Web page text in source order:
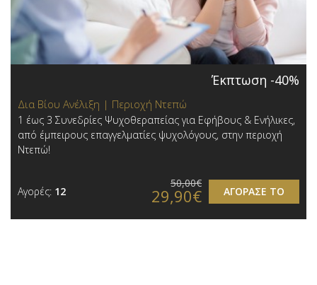
Έκπτωση -40%
Δια Βίου Ανέλιξη | Περιοχή Ντεπώ
1 έως 3 Συνεδρίες Ψυχοθεραπείας για Εφήβους & Ενήλικες,
από έμπειρους επαγγελματίες ψυχολόγους, στην περιοχή
Ντεπώ!
Αγορές: 12 ΑΓΟΡΑΣΕ ΤΟ
50,00€
29,90€